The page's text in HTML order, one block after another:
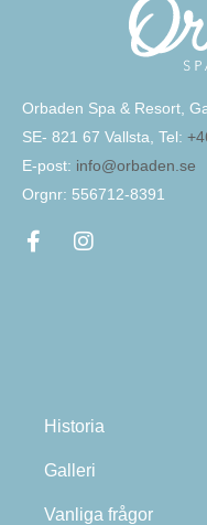
Orbaden Spa & Resort,
SE- 821 67 Vallsta, Tel:
E-post: info@orbaden.se
Orgnr: 556712-8391
Historia
Galleri
Vanliga frågor